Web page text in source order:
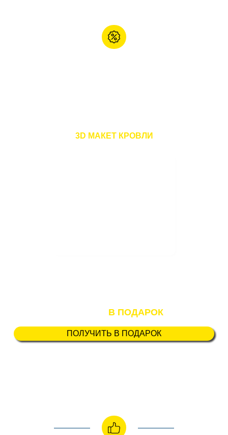
3D МАКЕТ КРОВЛИ
В ПОДАРОК
ПОЛУЧИТЬ В ПОДАРОК